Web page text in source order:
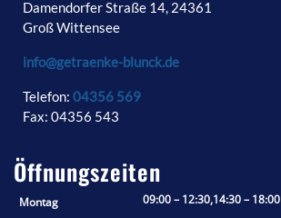
Damendorfer Straße 14, 24361
Groß Wittensee
info@getraenke-blunck.de
Telefon: 04356 569
Fax: 04356 543
Öffnungszeiten
Montag
09:00 – 12:30,14:30 – 18:00